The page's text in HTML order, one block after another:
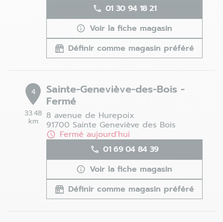
01 30 94 18 21
Voir la fiche magasin
Définir comme magasin préféré
4
33.48
km
Sainte-Geneviève-des-Bois -
Fermé
8 avenue de Hurepoix
91700 Sainte Geneviève des Bois
Fermé aujourd'hui
01 69 04 84 39
Voir la fiche magasin
Définir comme magasin préféré